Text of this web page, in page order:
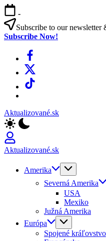
Skip
to
content
-
Subscribe to our newsletter
Subscribe Now!
Facebook
X
TikTok
Aktualizované.sk
Aktualizované.sk
Amerika
Severná Amerika
USA
Mexiko
Južná Amerika
Európa
Spojené kráľovstvo